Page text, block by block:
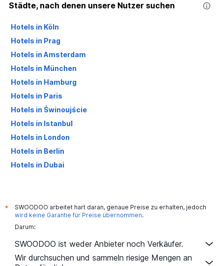
Städte, nach denen unsere Nutzer suchen
Hotels in Köln
Hotels in Prag
Hotels in Amsterdam
Hotels in München
Hotels in Hamburg
Hotels in Paris
Hotels in Świnoujście
Hotels in Istanbul
Hotels in London
Hotels in Berlin
Hotels in Dubai
*
SWOODOO arbeitet hart daran, genaue Preise zu erhalten, jedoch
wird keine Garantie für Preise übernommen.
Darum:
SWOODOO ist weder Anbieter noch Verkäufer.
Wir durchsuchen und sammeln riesige Mengen an